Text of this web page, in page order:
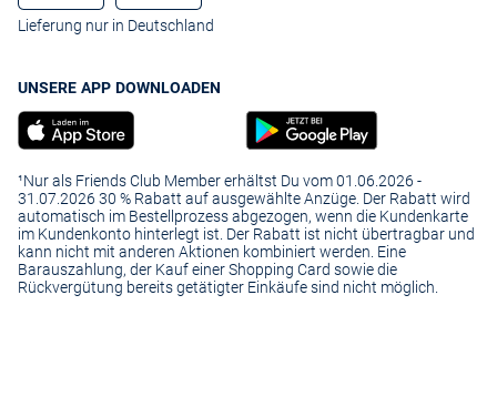
Lieferung nur in Deutschland
UNSERE APP DOWNLOADEN
¹Nur als Friends Club Member erhältst Du vom 01.06.2026 -
31.07.2026 30 % Rabatt auf ausgewählte Anzüge. Der Rabatt wird
automatisch im Bestellprozess abgezogen, wenn die Kundenkarte
im Kundenkonto hinterlegt ist. Der Rabatt ist nicht übertragbar und
kann nicht mit anderen Aktionen kombiniert werden. Eine
Barauszahlung, der Kauf einer Shopping Card sowie die
Rückvergütung bereits getätigter Einkäufe sind nicht möglich.